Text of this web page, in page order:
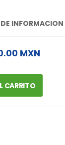
MXN
CARRITO